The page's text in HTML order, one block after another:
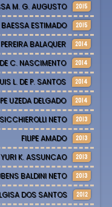
M. G. AUGUSTO 2015
ESTIMADO 2015
BALAQUER 2014
C. NASCIMENTO 2014
L. DE P. SANTOS 2014
UZEDA DELGADO 2014
NETO 2013
FILIPE AMADO 2013
K. ASSUNCAO 2013
BALDINI NETO 2013
DOS SANTOS 2012